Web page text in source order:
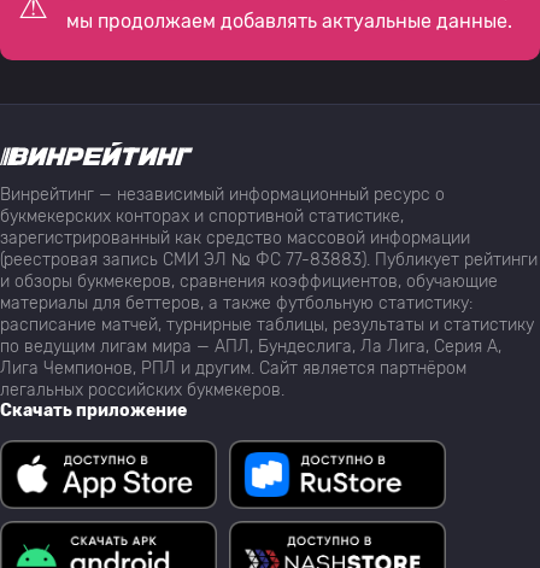
мы продолжаем добавлять актуальные данные.
Винрейтинг — независимый информационный ресурс о
букмекерских конторах и спортивной статистике,
зарегистрированный как средство массовой информации
(реестровая запись СМИ ЭЛ № ФС 77-83883). Публикует рейтинги
и обзоры букмекеров, сравнения коэффициентов, обучающие
материалы для беттеров, а также футбольную статистику:
расписание матчей, турнирные таблицы, результаты и статистику
по ведущим лигам мира — АПЛ, Бундеслига, Ла Лига, Серия А,
Лига Чемпионов, РПЛ и другим. Сайт является партнёром
легальных российских букмекеров.
Скачать приложение